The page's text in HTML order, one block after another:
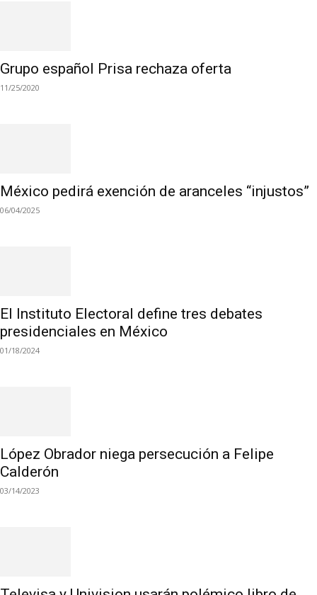
Grupo español Prisa rechaza oferta
11/25/2020
México pedirá exención de aranceles “injustos”
06/04/2025
El Instituto Electoral define tres debates
presidenciales en México
01/18/2024
López Obrador niega persecución a Felipe
Calderón
03/14/2023